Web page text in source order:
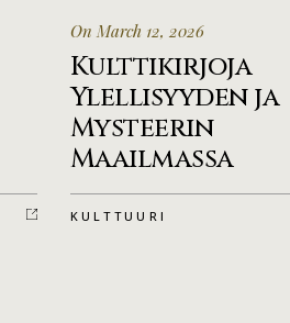
On March 12, 2026
Kulttikirjoja
Ylellisyyden ja
Mysteerin
Maailmassa
KULTTUURI